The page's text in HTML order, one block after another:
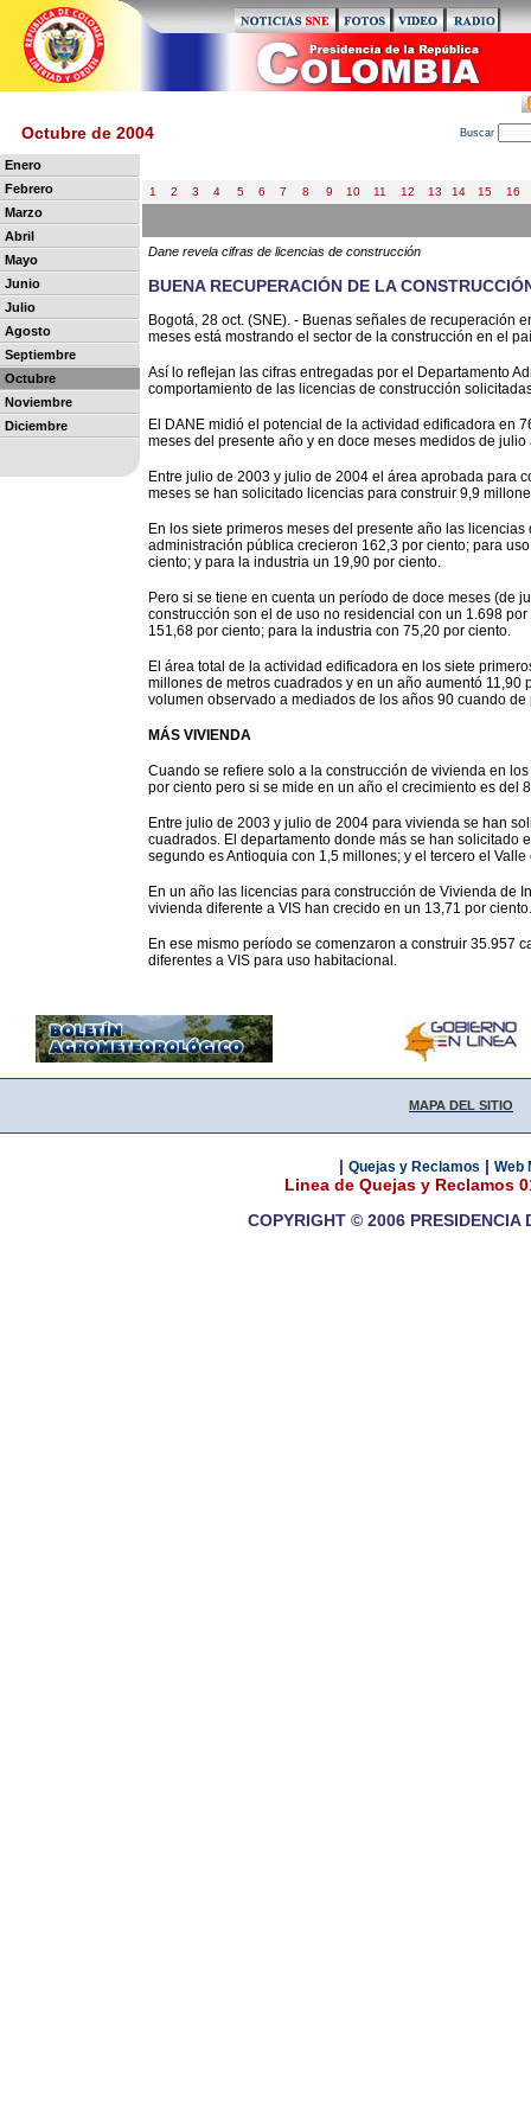
Octubre de 2004 Buscar
Enero
Febrero
Marzo
Abril
Mayo
Junio
Julio
Agosto
Septiembre
Octubre
Noviembre
Diciembre
1 2 3 4 5 6 7 8 9 10 11 12 13 14 15 16
Dane revela cifras de licencias de construcción
BUENA RECUPERACIÓN DE LA
Bogotá, 28 oct. (SNE). - Buenas señales de recuperación
meses está mostrando el sector de la construcción en el
Así lo reflejan las cifras entregadas por el Departamento
comportamiento de las licencias de construcción
El DANE midió el potencial de la actividad edificadora en
meses del presente año y en doce meses medidos de julio
Entre julio de 2003 y julio de 2004 el área aprobada para
meses se han solicitado licencias para construir 9,9
En los siete primeros meses del presente año las
administración pública crecieron 162,3 por ciento; para
ciento; y para la industria un 19,90 por ciento.
Pero si se tiene en cuenta un período de doce meses (de
construcción son el de uso no residencial con un 1.698
151,68 por ciento; para la industria con 75,20 por ciento.
El área total de la actividad edificadora en los siete
millones de metros cuadrados y en un año aumentó
volumen observado a mediados de los años 90 cuando
MÁS VIVIENDA
Cuando se refiere solo a la construcción de vivienda en
por ciento pero si se mide en un año el crecimiento es del
Entre julio de 2003 y julio de 2004 para vivienda se han
cuadrados. El departamento donde más se han solicitado
segundo es Antioquia con 1,5 millones; y el tercero el
En un año las licencias para construcción de Vivienda de
vivienda diferente a VIS han crecido en un 13,71 por ciento.
En ese mismo período se comenzaron a construir 35.957
diferentes a VIS para uso habitacional.
MAPA DEL SITIO
| Quejas y Reclamos | Web
Linea de Quejas y Reclamos
COPYRIGHT © 2006 PRESIDENCIA